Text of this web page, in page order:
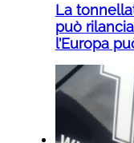
La
può
l’Europa